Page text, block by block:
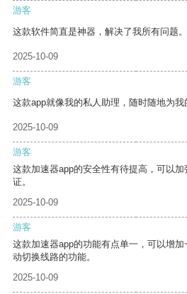
游客
这款软件简直是神器，解决了我所有问题。
2025-10-09
游客
这款app就像我的私人助理，随时随地为我
2025-10-09
游客
这款加速器app的安全性有待提高，可以
证。
2025-10-09
游客
这款加速器app的功能有点单一，可以增
动切换线路的功能。
2025-10-09